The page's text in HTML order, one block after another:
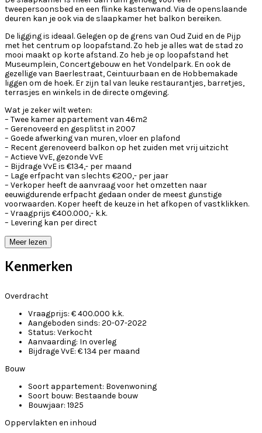
tweepersoonsbed en een flinke kastenwand. Via de openslaande
deuren kan je ook via de slaapkamer het balkon bereiken.
De ligging is ideaal. Gelegen op de grens van Oud Zuid en de Pijp
met het centrum op loopafstand. Zo heb je alles wat de stad zo
mooi maakt op korte afstand. Zo heb je op loopafstand het
Museumplein, Concertgebouw en het Vondelpark. En ook de
gezellige van Baerlestraat, Ceintuurbaan en de Hobbemakade
liggen om de hoek. Er zijn tal van leuke restaurantjes, barretjes,
terrasjes en winkels in de directe omgeving.
Wat je zeker wilt weten:
– Twee kamer appartement van 46m2
– Gerenoveerd en gesplitst in 2007
– Goede afwerking van muren, vloer en plafond
– Recent gerenoveerd balkon op het zuiden met vrij uitzicht
– Actieve VvE, gezonde VvE
– Bijdrage VvE is €134,- per maand
– Lage erfpacht van slechts €200,- per jaar
– Verkoper heeft de aanvraag voor het omzetten naar
eeuwigdurende erfpacht gedaan onder de meest gunstige
voorwaarden. Koper heeft de keuze in het afkopen of vastklikken.
– Vraagprijs €400.000,- k.k.
– Levering kan per direct
Meer lezen
Kenmerken
Overdracht
Vraagprijs: € 400.000 k.k.
Aangeboden sinds: 20-07-2022
Status: Verkocht
Aanvaarding: In overleg
Bijdrage VvE: € 134 per maand
Bouw
Soort appartement: Bovenwoning
Soort bouw: Bestaande bouw
Bouwjaar: 1925
Oppervlakten en inhoud